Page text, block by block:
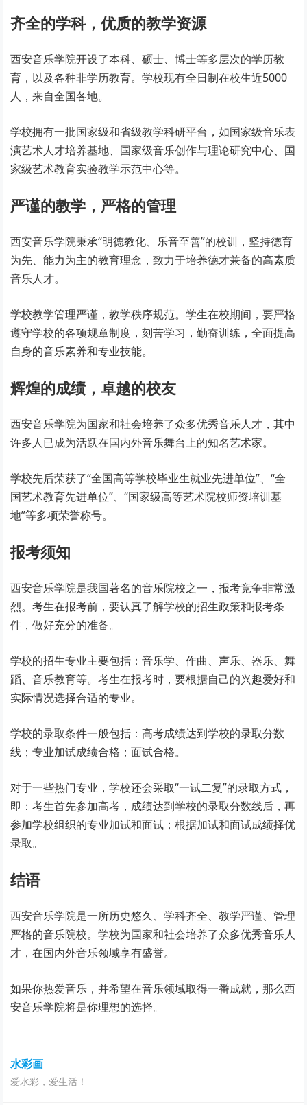
齐全的学科，优质的教学资源
西安音乐学院开设了本科、硕士、博士等多层次的学历教
育，以及各种非学历教育。学校现有全日制在校生近5000
人，来自全国各地。
学校拥有一批国家级和省级教学科研平台，如国家级音乐表
演艺术人才培养基地、国家级音乐创作与理论研究中心、国
家级艺术教育实验教学示范中心等。
严谨的教学，严格的管理
西安音乐学院秉承“明德教化、乐音至善”的校训，坚持德育
为先、能力为主的教育理念，致力于培养德才兼备的高素质
音乐人才。
学校教学管理严谨，教学秩序规范。学生在校期间，要严格
遵守学校的各项规章制度，刻苦学习，勤奋训练，全面提高
自身的音乐素养和专业技能。
辉煌的成绩，卓越的校友
西安音乐学院为国家和社会培养了众多优秀音乐人才，其中
许多人已成为活跃在国内外音乐舞台上的知名艺术家。
学校先后荣获了“全国高等学校毕业生就业先进单位”、“全
国艺术教育先进单位”、“国家级高等艺术院校师资培训基
地”等多项荣誉称号。
报考须知
西安音乐学院是我国著名的音乐院校之一，报考竞争非常激
烈。考生在报考前，要认真了解学校的招生政策和报考条
件，做好充分的准备。
学校的招生专业主要包括：音乐学、作曲、声乐、器乐、舞
蹈、音乐教育等。考生在报考时，要根据自己的兴趣爱好和
实际情况选择合适的专业。
学校的录取条件一般包括：高考成绩达到学校的录取分数
线；专业加试成绩合格；面试合格。
对于一些热门专业，学校还会采取“一试二复”的录取方式，
即：考生首先参加高考，成绩达到学校的录取分数线后，再
参加学校组织的专业加试和面试；根据加试和面试成绩择优
录取。
结语
西安音乐学院是一所历史悠久、学科齐全、教学严谨、管理
严格的音乐院校。学校为国家和社会培养了众多优秀音乐人
才，在国内外音乐领域享有盛誉。
如果你热爱音乐，并希望在音乐领域取得一番成就，那么西
安音乐学院将是你理想的选择。
水彩画
爱水彩，爱生活！